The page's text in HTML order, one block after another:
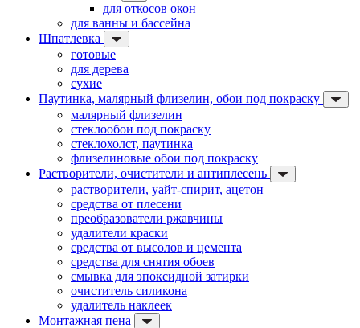
для откосов окон
для ванны и бассейна
Шпатлевка
готовые
для дерева
сухие
Паутинка, малярный флизелин, обои под покраску
малярный флизелин
стеклообои под покраску
стеклохолст, паутинка
флизелиновые обои под покраску
Растворители, очистители и антиплесень
растворители, уайт-спирит, ацетон
средства от плесени
преобразователи ржавчины
удалители краски
средства от высолов и цемента
средства для снятия обоев
смывка для эпоксидной затирки
очиститель силикона
удалитель наклеек
Монтажная пена